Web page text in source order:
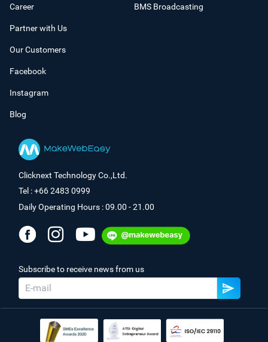
Career
Partner with Us
Our Customers
Facebook
Instagram
Blog
BMS Broadcasting
Clicknext Technology Co.,Ltd.
Tel : +66 2483 0999
Daily Operating Hours : 09.00 - 21.00
Subscribe to receive news from us